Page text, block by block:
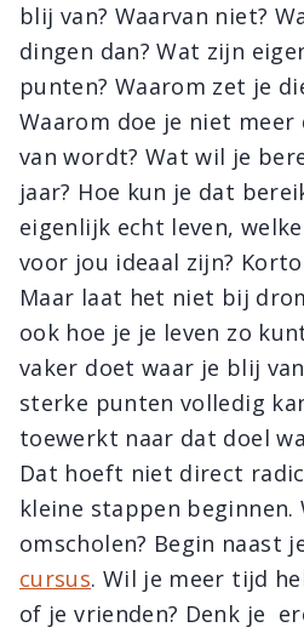
blij van? Waarvan niet?
dingen dan? Wat zijn
punten? Waarom zet je
Waarom doe je niet
van wordt? Wat wil je
jaar? Hoe kun je dat
eigenlijk echt leven,
voor jou ideaal zijn?
Maar laat het niet bij
ook hoe je je leven zo
vaker doet waar je blij
sterke punten volledig
toewerkt naar dat doel
Dat hoeft niet direct
kleine stappen
omscholen? Begin naast
cursus. Wil je meer tijd
of je vrienden? Denk je